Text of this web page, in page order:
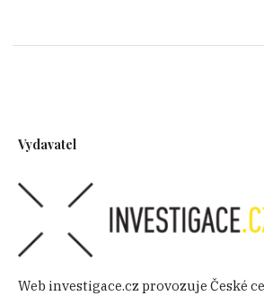
Vydavatel
Web investigace.cz provozuje České